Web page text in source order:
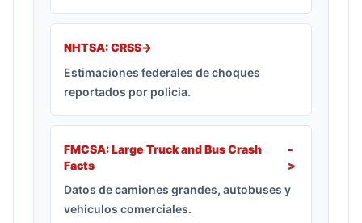
NHTSA: CRSS->
Estimaciones federales de choques
reportados por policia.
FMCSA: Large Truck and Bus Crash
Facts
-
>
Datos de camiones grandes, autobuses y
vehiculos comerciales.